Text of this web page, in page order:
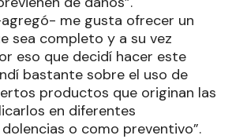
me gusta ofrecer un
sea completo y a su vez
eso que decidí hacer este
bastante sobre el uso de
productos que originan las
en diferentes
o como preventivo”.